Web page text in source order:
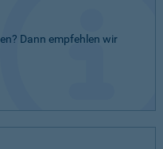
Dann empfehlen wir